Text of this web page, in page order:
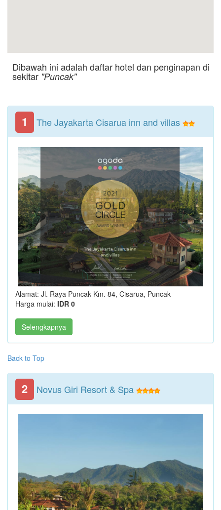
Dibawah ini adalah daftar hotel dan penginapan di
sekitar "Puncak"
1 The Jayakarta Cisarua inn and villas
Alamat: Jl. Raya Puncak Km. 84, Cisarua, Puncak
Harga mulai: IDR 0
Selengkapnya
Back to Top
2 Novus Giri Resort & Spa